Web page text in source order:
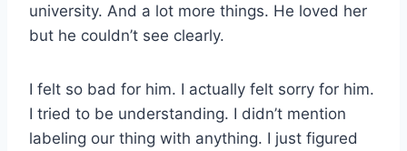
university. And a lot more things. He loved her
but he couldn’t see clearly.
I felt so bad for him. I actually felt sorry for him.
I tried to be understanding. I didn’t mention
labeling our thing with anything. I just figured